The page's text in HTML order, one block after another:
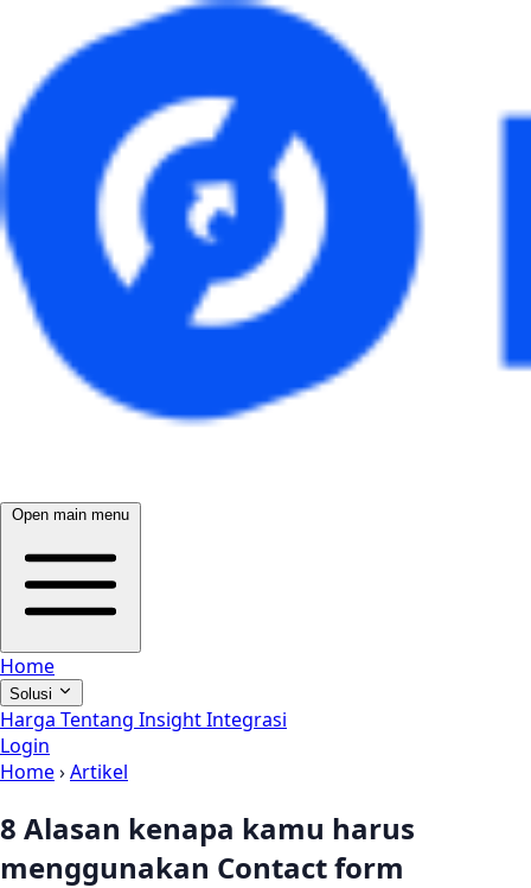
Open main menu
Home
Solusi
Harga Tentang InsightIntegrasi
Login
Home›Artikel
8 Alasan kenapa kamu harus
menggunakan Contact form